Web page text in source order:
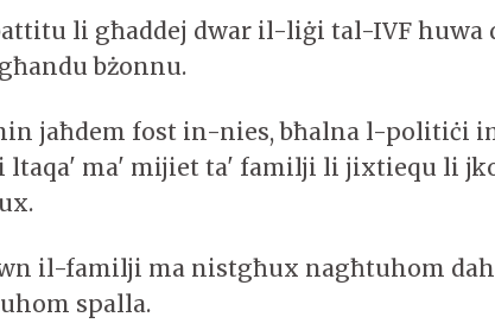
li għaddej dwar il-liġi tal-IVF
bżonnu.
jaħdem fost in-nies, bħalna l-politiċi
ltaqa' ma' mijiet ta' familji li jixtiequ li
il-familji ma nistgħux nagħtuhom
spalla.